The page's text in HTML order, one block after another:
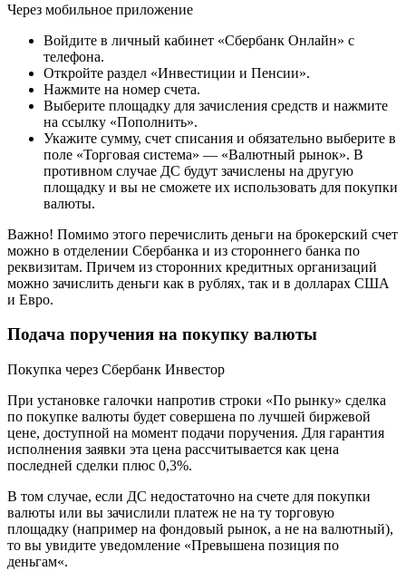
Через мобильное приложение
Войдите в личный кабинет «Сбербанк Онлайн» с
телефона.
Откройте раздел «Инвестиции и Пенсии».
Нажмите на номер счета.
Выберите площадку для зачисления средств и нажмите
на ссылку «Пополнить».
Укажите сумму, счет списания и обязательно выберите в
поле «Торговая система» — «Валютный рынок». В
противном случае ДС будут зачислены на другую
площадку и вы не сможете их использовать для покупки
валюты.
Важно! Помимо этого перечислить деньги на брокерский счет
можно в отделении Сбербанка и из стороннего банка по
реквизитам. Причем из сторонних кредитных организаций
можно зачислить деньги как в рублях, так и в долларах США
и Евро.
Подача поручения на покупку валюты
Покупка через Сбербанк Инвестор
При установке галочки напротив строки «По рынку» сделка
по покупке валюты будет совершена по лучшей биржевой
цене, доступной на момент подачи поручения. Для гарантия
исполнения заявки эта цена рассчитывается как цена
последней сделки плюс 0,3%.
В том случае, если ДС недостаточно на счете для покупки
валюты или вы зачислили платеж не на ту торговую
площадку (например на фондовый рынок, а не на валютный),
то вы увидите уведомление «Превышена позиция по
деньгам«.